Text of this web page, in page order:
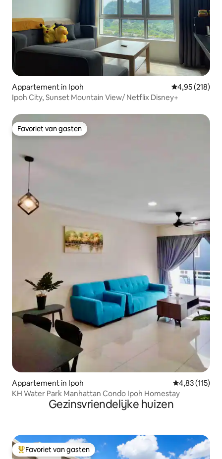
Appartement in Ipoh Gemiddelde
4,95 (218)
Ipoh City, Sunset Mountain View/ Netflix Disney+
Favoriet van gasten
Favoriet van gasten
Appartement in Ipoh Gemiddelde
4,83 (115)
KH Water Park Manhattan Condo Ipoh Homestay
Gezinsvriendelijke huizen
Topfavoriet van gasten
Favoriet van gasten